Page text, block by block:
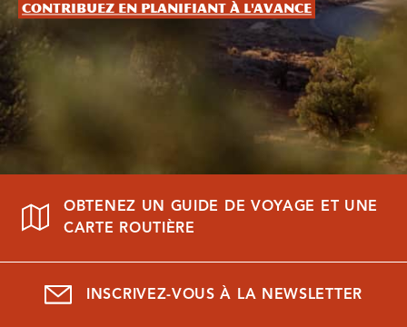
Contribuez en planifiant à l'avance
OBTENEZ UN GUIDE DE VOYAGE ET UNE
CARTE ROUTIÈRE
INSCRIVEZ-VOUS À LA NEWSLETTER